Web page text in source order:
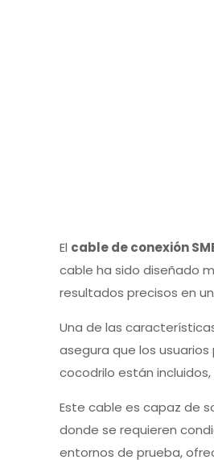
El cable de conexión
cable ha sido diseñado
resultados precisos en
Una de las
asegura que los
cocodrilo están
Este cable es capaz de
donde se requieren
entornos de prueba,